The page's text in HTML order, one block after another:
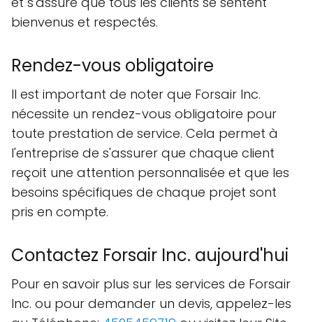
bienvenus et respectés.
Rendez-vous obligatoire
Il est important de noter que Forsair Inc.
nécessite un rendez-vous obligatoire pour
toute prestation de service. Cela permet à
l'entreprise de s'assurer que chaque client
reçoit une attention personnalisée et que les
besoins spécifiques de chaque projet sont
pris en compte.
Contactez Forsair Inc. aujourd'hui
Pour en savoir plus sur les services de Forsair
Inc. ou pour demander un devis, appelez-les